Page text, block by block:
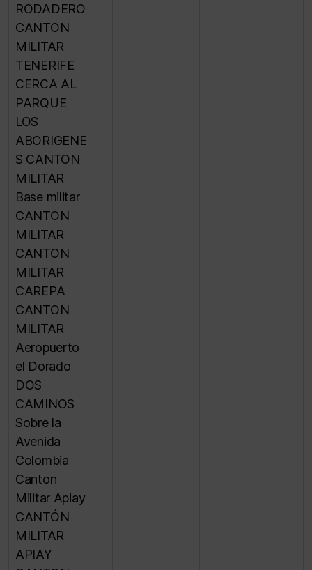
RODADERO
CANTON
MILITAR
TENERIFE
CERCA AL
PARQUE
LOS
ABORIGENE
S CANTON
MILITAR
Base militar
CANTON
MILITAR
CANTON
MILITAR
CAREPA
CANTON
MILITAR
Aeropuerto
el Dorado
DOS
CAMINOS
Sobre la
Avenida
Colombia
Canton
Militar Apiay
CANTÓN
MILITAR
APIAY